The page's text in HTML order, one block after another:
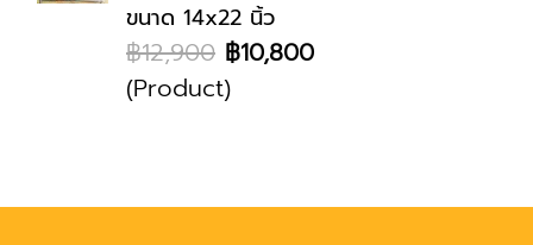
ขนาด 14x22 นิ้ว
฿12,900 ฿10,800
(Product)